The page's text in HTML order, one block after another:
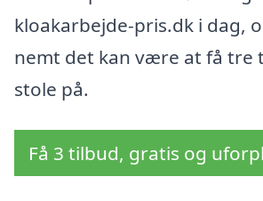
kloakarbejde-pris.dk i dag,
nemt det kan være at få tre
stole på.
Få 3 tilbud, gratis og